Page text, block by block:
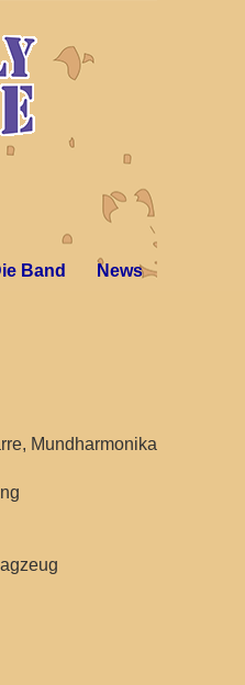
Band News
Mundharmonika